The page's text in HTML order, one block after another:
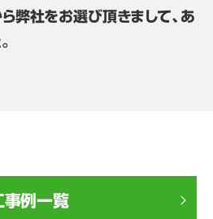
弊社をお選び頂きまして、あ
事例一覧